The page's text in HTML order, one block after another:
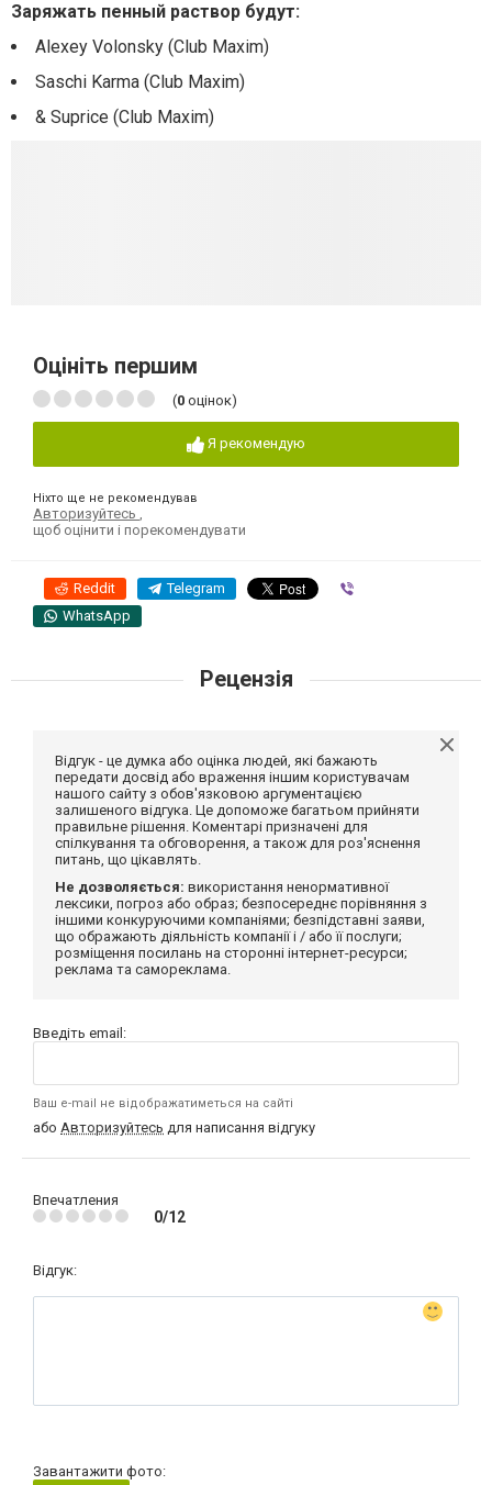
Заряжать пенный раствор будут:
Alexey Volonsky (Club Maxim)
Saschi Karma (Club Maxim)
& Suprice (Club Maxim)
Оцініть першим
(0 оцінок)
Я рекомендую
Ніхто ще не рекомендував
Авторизуйтесь
щоб оцінити і порекомендувати
Reddit Telegram
WhatsApp
Рецензія
Відгук - це думка або оцінка людей, які бажають
передати досвід або враження іншим користувачам
нашого сайту з обов'язковою аргументацією
залишеного відгука. Це допоможе багатьом прийняти
правильне рішення. Коментарі призначені для
спілкування та обговорення, а також для роз'яснення
питань, що цікавлять.
Не дозволяється: використання ненормативної
лексики, погроз або образ; безпосереднє порівняння з
іншими конкуруючими компаніями; безпідставні заяви,
що ображають діяльність компанії і / або її послуги;
розміщення посилань на сторонні інтернет-ресурси;
реклама та самореклама.
Введіть email:
Ваш e-mail не відображатиметься на сайті
або Авторизуйтесь для написання відгуку
Впечатления
0/12
Відгук:
Завантажити фото: